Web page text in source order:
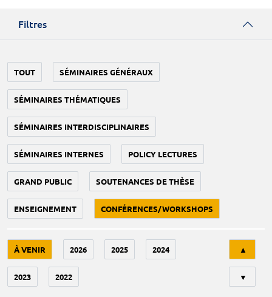
Filtres
TOUT SÉMINAIRES GÉNÉRAUX
SÉMINAIRES THÉMATIQUES
SÉMINAIRES INTERDISCIPLINAIRES
SÉMINAIRES INTERNES POLICY LECTURES
GRAND PUBLIC SOUTENANCES DE THÈSE
ENSEIGNEMENT CONFÉRENCES/WORKSHOPS
À VENIR 2026 2025 2024
2023 2022
▲
▼